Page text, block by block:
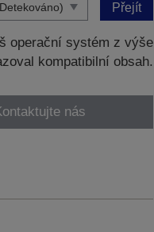
Přejít
operační systém z výše
kompatibilní obsah.
nás